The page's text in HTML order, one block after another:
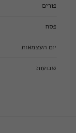
פורים
פסח
יום העצמאות
שבועות